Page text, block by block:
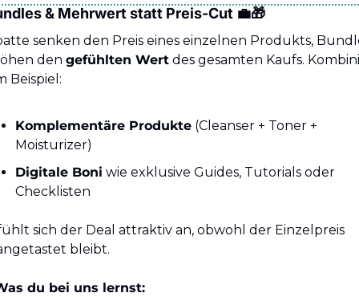
& Mehrwert statt Preis-Cut 💼🎁
senken den Preis eines einzelnen Produkts,
den gefühlten Wert des gesamten Kaufs.
Beispiel:
Komplementäre Produkte (Cleanser + Toner +
Moisturizer)
Digitale Boni wie exklusive Guides, Tutorials oder
Checklisten
sich der Deal attraktiv an, obwohl der Einzelpreis
bleibt.
du bei uns lernst: